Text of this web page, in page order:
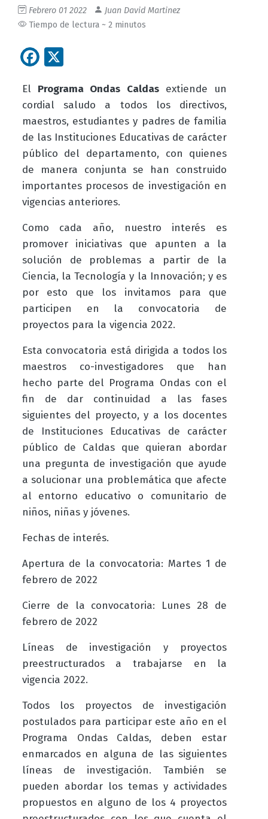
Febrero 01 2022
Juan David Martinez
Tiempo de lectura ~ 2 minutos
Facebook
El Programa Ondas Caldasextiende un
cordial saludo a todos los directivos,
maestros, estudiantes y padres de familia
de las Instituciones Educativas de carácter
público del departamento, con quienes
de manera conjunta se han construido
importantes procesos de investigación en
vigenciasanteriores.
Como cada año, nuestro interés es
promover iniciativas que apunten a la
solución de problemas a partir de la
Ciencia, la Tecnología y la Innovación; y es
por esto que los invitamos para que
participen en la convocatoria de
proyectos para la vigencia 2022.
Esta convocatoria está dirigida a todos los
maestros co-investigadores que han
hecho parte del Programa Ondas con el
fin de dar continuidad a las fases
siguientes del proyecto, y a los docentes
de Instituciones Educativas de carácter
público de Caldas que quieran abordar
una pregunta de investigación que ayude
a solucionar una problemática que afecte
al entorno educativo o comunitario de
niños, niñas y jóvenes.
Fechas de interés.
Apertura de la convocatoria:Martes 1 de
febrero de 2022
Cierre de la convocatoria: Lunes 28 de
febrero de 2022
Líneas de investigación y proyectos
preestructurados a trabajarse en la
vigencia 2022.
Todos los proyectos de investigación
postulados para participar este año en el
Programa Ondas Caldas, deben estar
enmarcados en alguna de las siguientes
líneas de investigación. También se
pueden abordar los temas y actividades
propuestos en alguno de los 4 proyectos